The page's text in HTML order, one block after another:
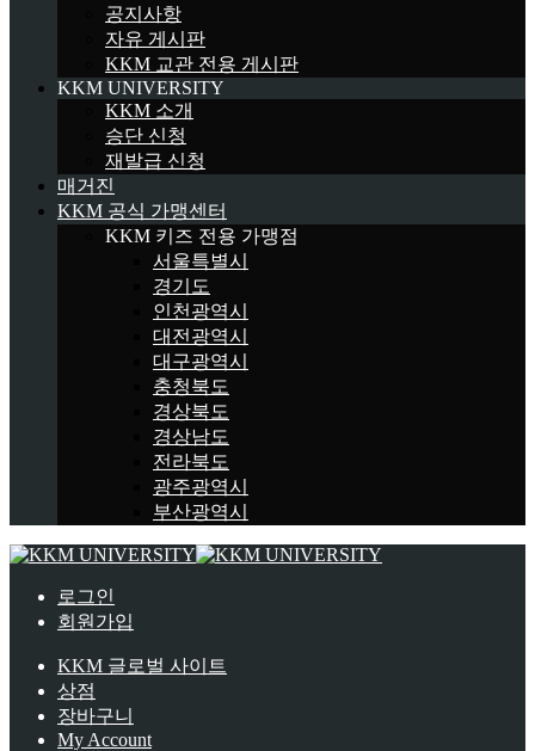
공지사항
자유 게시판
KKM 교관 전용 게시판
KKM UNIVERSITY
KKM 소개
승단 신청
재발급 신청
매거진
KKM 공식 가맹센터
KKM 키즈 전용 가맹점
서울특별시
경기도
인천광역시
대전광역시
대구광역시
충청북도
경상북도
경상남도
전라북도
광주광역시
부산광역시
로그인
회원가입
KKM 글로벌 사이트
상점
장바구니
My Account